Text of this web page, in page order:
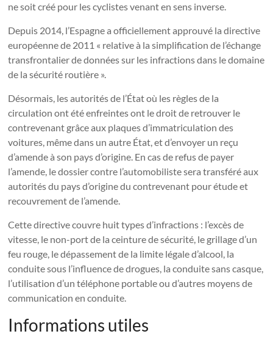
ne soit créé pour les cyclistes venant en sens inverse.
Depuis 2014, l’Espagne a officiellement approuvé la directive
européenne de 2011 « relative à la simplification de l’échange
transfrontalier de données sur les infractions dans le domaine
de la sécurité routière ».
Désormais, les autorités de l’État où les règles de la
circulation ont été enfreintes ont le droit de retrouver le
contrevenant grâce aux plaques d’immatriculation des
voitures, même dans un autre État, et d’envoyer un reçu
d’amende à son pays d’origine. En cas de refus de payer
l’amende, le dossier contre l’automobiliste sera transféré aux
autorités du pays d’origine du contrevenant pour étude et
recouvrement de l’amende.
Cette directive couvre huit types d’infractions : l’excès de
vitesse, le non-port de la ceinture de sécurité, le grillage d’un
feu rouge, le dépassement de la limite légale d’alcool, la
conduite sous l’influence de drogues, la conduite sans casque,
l’utilisation d’un téléphone portable ou d’autres moyens de
communication en conduite.
Informations utiles